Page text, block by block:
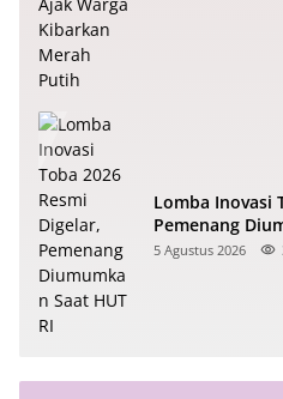
Lomba Inovasi
Pemenang
5 Agustus 2026